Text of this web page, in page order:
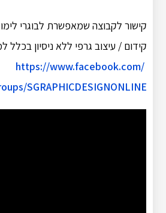
קישור לקבוצה שמאפשרת לבוגרי
קידום / עיצוב גרפי ללא ניסיון בכלל
https://www.facebook.com/
SGRAPHICDESIGNONLINE